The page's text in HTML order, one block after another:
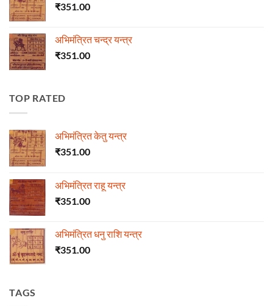
₹351.00
अभिमंत्रित चन्द्र यन्त्र
₹351.00
TOP RATED
अभिमंत्रित केतु यन्त्र
₹351.00
अभिमंत्रित राहू यन्त्र
₹351.00
अभिमंत्रित धनु राशि यन्त्र
₹351.00
TAGS